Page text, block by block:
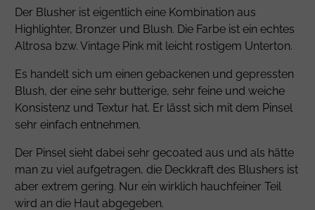
Der Blusher ist eigentlich eine Kombination aus
Highlighter, Bronzer und Blush. Die Farbe ist ein echtes
Altrosa bzw. Vintage Pink mit leicht rostigem Unterton.
Es handelt sich um einen gebackenen und gepressten
Blush, der eine sehr butterige, sehr feine und weiche
Konsistenz und Textur hat. Er lässt sich mit dem Pinsel
sehr einfach entnehmen.
Der Pinsel sieht dabei sehr gecoated aus und als hätte
man zu viel aufgetragen, die Deckkraft des Blushers ist
aber extrem gering. Nur ein wirklich hauchfeiner Teil
wird an die Haut abgegeben.